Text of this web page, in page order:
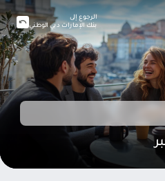
الرجوع إلى
بنك الإمارات دبي الوطني